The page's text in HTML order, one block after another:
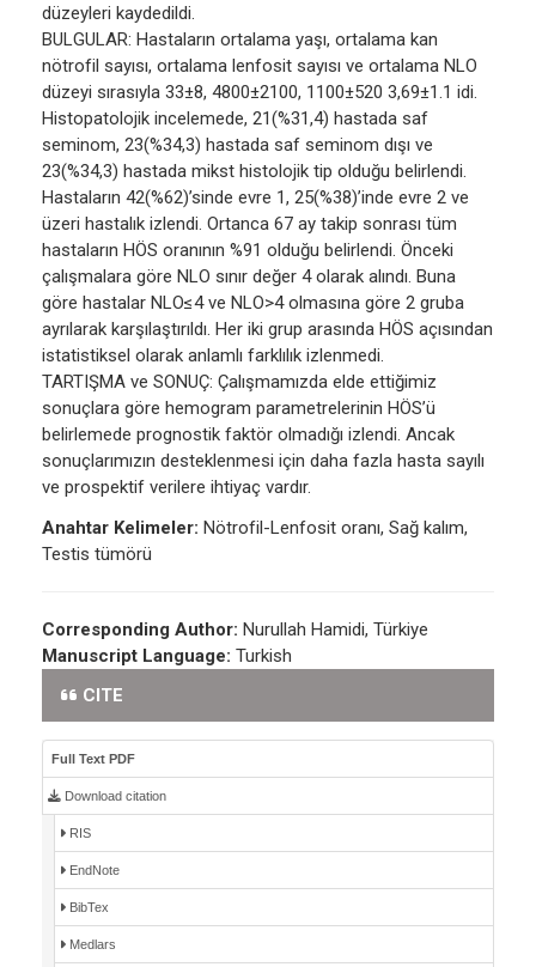
düzeyleri kaydedildi.
BULGULAR: Hastaların ortalama yaşı, ortalama kan
nötrofil sayısı, ortalama lenfosit sayısı ve ortalama NLO
düzeyi sırasıyla 33±8, 4800±2100, 1100±520 3,69±1.1 idi.
Histopatolojik incelemede, 21(%31,4) hastada saf
seminom, 23(%34,3) hastada saf seminom dışı ve
23(%34,3) hastada mikst histolojik tip olduğu belirlendi.
Hastaların 42(%62)’sinde evre 1, 25(%38)’inde evre 2 ve
üzeri hastalık izlendi. Ortanca 67 ay takip sonrası tüm
hastaların HÖS oranının %91 olduğu belirlendi. Önceki
çalışmalara göre NLO sınır değer 4 olarak alındı. Buna
göre hastalar NLO≤4 ve NLO>4 olmasına göre 2 gruba
ayrılarak karşılaştırıldı. Her iki grup arasında HÖS açısından
istatistiksel olarak anlamlı farklılık izlenmedi.
TARTIŞMA ve SONUÇ: Çalışmamızda elde ettiğimiz
sonuçlara göre hemogram parametrelerinin HÖS’ü
belirlemede prognostik faktör olmadığı izlendi. Ancak
sonuçlarımızın desteklenmesi için daha fazla hasta sayılı
ve prospektif verilere ihtiyaç vardır.
Anahtar Kelimeler: Nötrofil-Lenfosit oranı, Sağ kalım,
Testis tümörü
Corresponding Author: Nurullah Hamidi, Türkiye
Manuscript Language: Turkish
CITE
Full Text PDF
Download citation
RIS
EndNote
BibTex
Medlars